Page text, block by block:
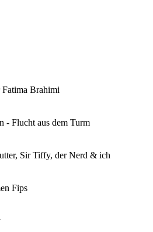
Brahimi
- Flucht aus dem Turm
Sir Tiffy, der Nerd & ich
Fips